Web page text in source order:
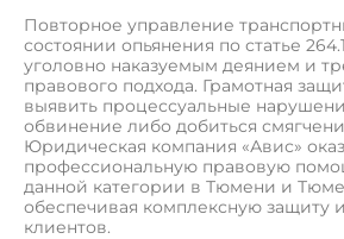
Повторное управление
состоянии опьянения по статье
уголовно наказуемым деянием и
правового подхода. Грамотная
выявить процессуальные
обвинение либо добиться
Юридическая компания «Авис»
профессиональную правовую
данной категории в Тюмени и
обеспечивая комплексную защиту
клиентов.